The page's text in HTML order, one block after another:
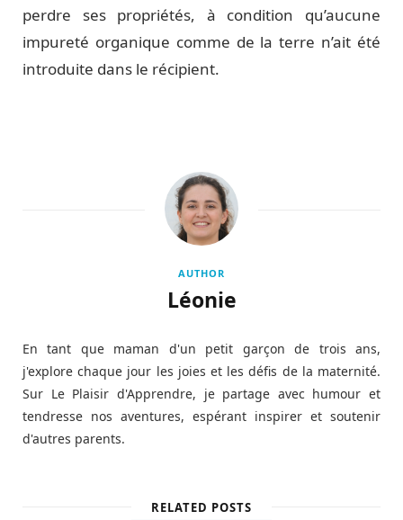
perdre ses propriétés, à condition qu’aucune
impureté organique comme de la terre n’ait été
introduite dans le récipient.
AUTHOR
Léonie
En tant que maman d'un petit garçon de trois ans,
j'explore chaque jour les joies et les défis de la maternité.
Sur Le Plaisir d'Apprendre, je partage avec humour et
tendresse nos aventures, espérant inspirer et soutenir
d'autres parents.
RELATED POSTS